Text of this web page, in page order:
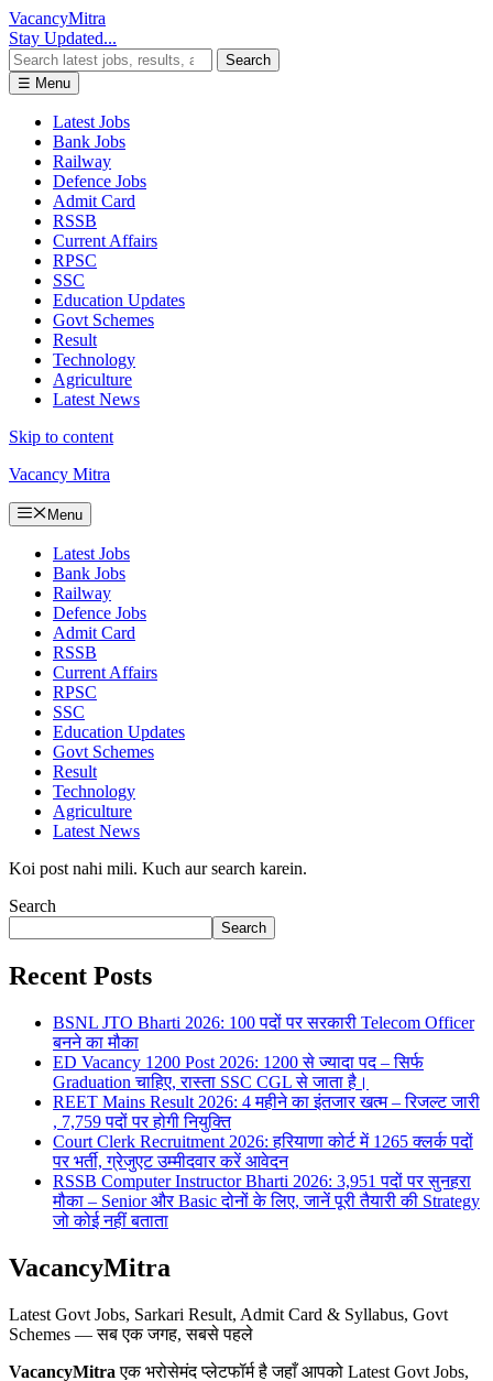
VacancyMitra
Stay Updated...
Search
☰ Menu
Latest Jobs
Bank Jobs
Railway
Defence Jobs
Admit Card
RSSB
Current Affairs
RPSC
SSC
Education Updates
Govt Schemes
Result
Technology
Agriculture
Latest News
Skip to content
Vacancy Mitra
Menu
Latest Jobs
Bank Jobs
Railway
Defence Jobs
Admit Card
RSSB
Current Affairs
RPSC
SSC
Education Updates
Govt Schemes
Result
Technology
Agriculture
Latest News
Koi post nahi mili. Kuch aur search karein.
Search
Search
Recent Posts
BSNL JTO Bharti 2026: 100 पदों पर सरकारी Telecom Officer
बनने का मौका
ED Vacancy 1200 Post 2026: 1200 से ज्यादा पद – सिर्फ
Graduation चाहिए, रास्ता SSC CGL से जाता है।
REET Mains Result 2026: 4 महीने का इंतजार खत्म – रिजल्ट जारी
, 7,759 पदों पर होगी नियुक्ति
Court Clerk Recruitment 2026: हरियाणा कोर्ट में 1265 क्लर्क पदों
पर भर्ती, ग्रेजुएट उम्मीदवार करें आवेदन
RSSB Computer Instructor Bharti 2026: 3,951 पदों पर सुनहरा
मौका – Senior और Basic दोनों के लिए, जानें पूरी तैयारी की Strategy
जो कोई नहीं बताता
VacancyMitra
Latest Govt Jobs, Sarkari Result, Admit Card & Syllabus, Govt
Schemes — सब एक जगह, सबसे पहले
VacancyMitra एक भरोसेमंद प्लेटफॉर्म है जहाँ आपको Latest Govt Jobs,